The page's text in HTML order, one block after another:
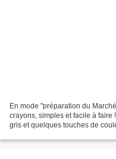
En mode "préparation du
crayons, simples et facile à faire
gris et quelques touches de